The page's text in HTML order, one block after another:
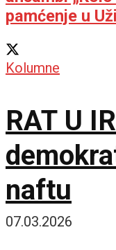
pamćenje u
Kolumne
RAT U
naftu
07.03.2026